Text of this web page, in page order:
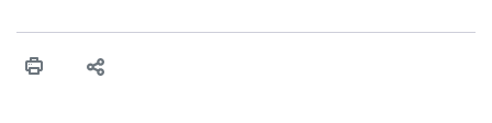
érésű szőlőkben is legyen lehetőség a károsító elleni további
felhasználók számára is elérhető és ökológiai termesztésben is